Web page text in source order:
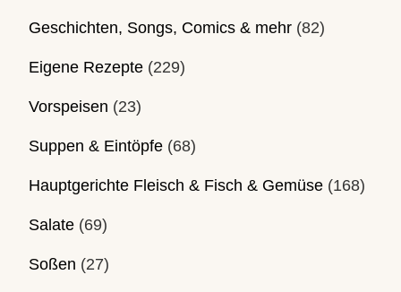
Geschichten, Songs, Comics & mehr (82)
Eigene Rezepte (229)
Vorspeisen (23)
Suppen & Eintöpfe (68)
Hauptgerichte Fleisch & Fisch & Gemüse (168)
Salate (69)
Soßen (27)